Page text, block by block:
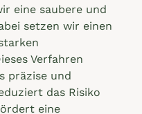
eine saubere und
setzen wir einen
Verfahren
präzise und
das Risiko
eine